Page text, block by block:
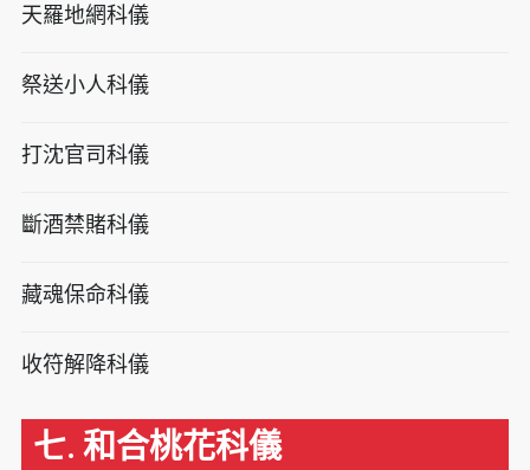
天羅地網科儀
祭送小人科儀
打沈官司科儀
斷酒禁賭科儀
藏魂保命科儀
收符解降科儀
七. 和合桃花科儀